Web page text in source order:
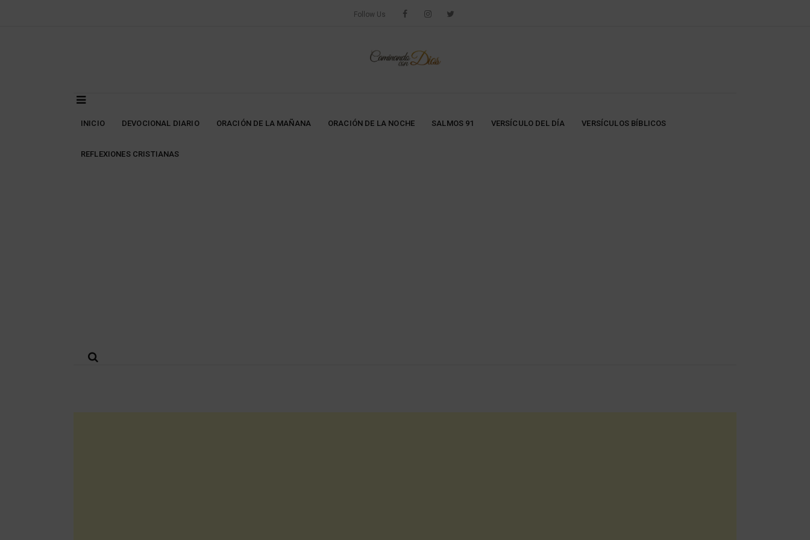
Follow Us
INICIO DEVOCIONAL DIARIO ORACIÓN DE LA MAÑANA ORACIÓN DE LA NOCHE SALMOS 91 VERSÍCULO DEL DÍA VERSÍCULOS BÍBLICOS
REFLEXIONES CRISTIANAS